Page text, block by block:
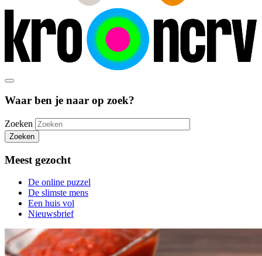
Waar ben je naar op zoek?
Zoeken
Zoeken
Meest gezocht
De online puzzel
De slimste mens
Een huis vol
Nieuwsbrief